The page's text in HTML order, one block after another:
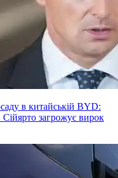
в китайській BYD:
загрожує вирок